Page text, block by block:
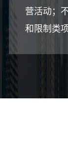
营活动；
和限制类